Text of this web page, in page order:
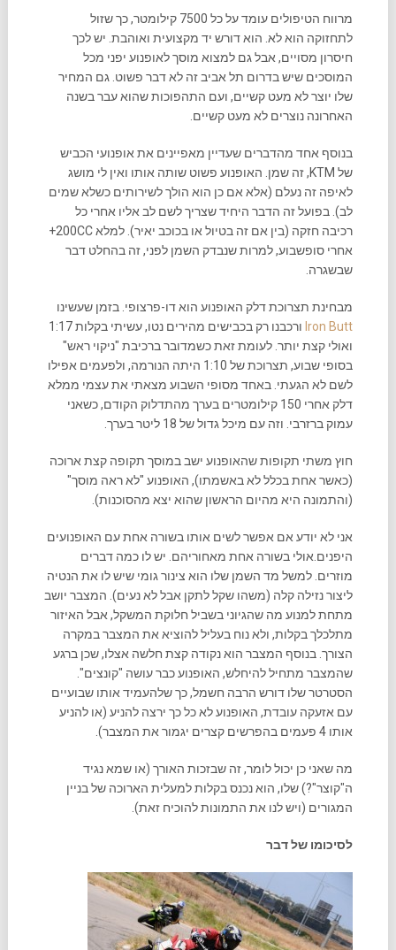
מרווח הטיפולים עומד על כל 7500 קילומטר, כך שזול
לתחזוקה הוא לא. הוא דורש יד מקצועית ואוהבת. יש לכך
חיסרון מסויים, אבל גם למצוא מוסך לאופנוע יפני מכל
המוסכים שיש בדרום תל אביב זה לא דבר פשוט. גם המחיר
שלו יוצר לא מעט קשיים, ועם התהפוכות שהוא עבר בשנה
האחרונה נוצרים לא מעט קשיים.
בנוסף אחד מהדברים שעדיין מאפיינים את אופנועי הכביש
של KTM, זה שמן. האופנוע פשוט שותה אותו ואין לי מושג
לאיפה זה נעלם (אלא אם כן הוא הולך לשירותים כשלא שמים
לב). בפועל זה הדבר היחיד שצריך לשם לב אליו אחרי כל
רכיבה חזקה (בין אם זה בטיול או בכוכב יאיר). למלא 200CC+
אחרי סופשבוע, למרות שנבדק השמן לפני, זה בהחלט דבר
שבשגרה.
מבחינת תצרוכת דלק האופנוע הוא דו-פרצופי. בזמן שעשינו
Iron Butt
ורכבנו רק בכבישים מהירים נטו, עשיתי בקלות 1:17
ואולי קצת יותר. לעומת זאת כשמדובר ברכיבת "ניקוי ראש"
בסופי שבוע, תצרוכת של 1:10 היתה הנורמה, ולפעמים אפילו
לשם לא הגעתי. באחד מסופי השבוע מצאתי את עצמי ממלא
דלק אחרי 150 קילומטרים בערך מהתדלוק הקודם, כשאני
עמוק ברזרבי. וזה עם מיכל גדול של 18 ליטר בערך.
חוץ משתי תקופות שהאופנוע ישב במוסך תקופה קצת ארוכה
(כאשר אחת בכלל לא באשמתו), האופנוע "לא ראה מוסך"
(והתמונה היא מהיום הראשון שהוא יצא מהסוכנות).
אני לא יודע אם אפשר לשים אותו בשורה אחת עם האופנועים
היפנים.אולי בשורה אחת מאחוריהם. יש לו כמה דברים
מוזרים. למשל מד השמן שלו הוא צינור גומי שיש לו את הנטיה
ליצור נזילה קלה (משהו שקל לתקן אבל לא נעים). המצבר יושב
מתחת למנוע מה שהגיוני בשביל חלוקת המשקל, אבל האיזור
מתלכלך בקלות, ולא נוח בעליל להוציא את המצבר במקרה
הצורך. בנוסף המצבר הוא נקודה קצת חלשה אצלו, שכן ברגע
שהמצבר מתחיל להיחלש, האופנוע כבר עושה "קונצים".
הסטרטר שלו דורש הרבה חשמל, כך שלהעמיד אותו שבועיים
עם אזעקה עובדת, האופנוע לא כל כך ירצה להניע (או להניע
אותו 4 פעמים בהפרשים קצרים יגמור את המצבר).
מה שאני כן יכול לומר, זה שבזכות האורך (או שמא נגיד
ה"קוצר"?) שלו, הוא נכנס בקלות למעלית הארוכה של בניין
המגורים (ויש לנו את התמונות להוכיח זאת).
לסיכומו של דבר